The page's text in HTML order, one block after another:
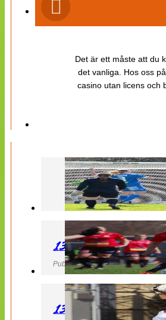
Det är ett måste att du
det vanliga. Hos oss
casino utan licens och
130427 LB 07 –
Publicerad 27 April 2013, 22:40
130427 IF Limhamn